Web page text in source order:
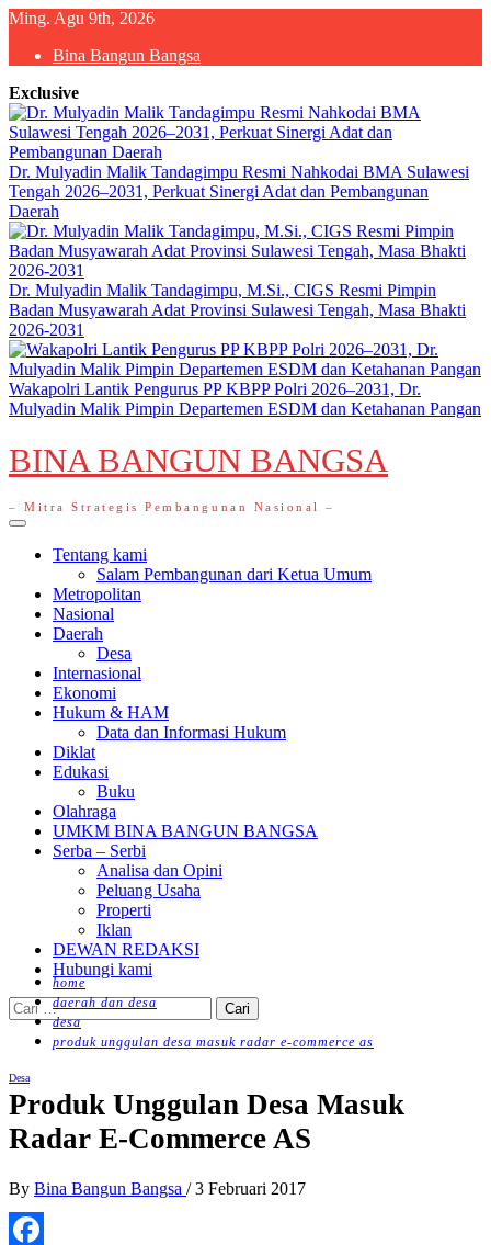
Skip
content
Ming. Agu 9th, 2026
Bina Bangun Bangsa
Exclusive
Dr. Mulyadin Malik Tandagimpu Resmi Nahkodai BMA Sulawesi
Tengah 2026–2031, Perkuat Sinergi Adat dan Pembangunan
Daerah
Dr. Mulyadin Malik Tandagimpu, M.Si., CIGS Resmi Pimpin
Badan Musyawarah Adat Provinsi Sulawesi Tengah, Masa Bhakti
2026-2031
Wakapolri Lantik Pengurus PP KBPP Polri 2026–2031, Dr.
Mulyadin Malik Pimpin Departemen ESDM dan Ketahanan Pangan
BINA BANGUN BANGSA
– Mitra Strategis Pembangunan Nasional –
Primary
Tentang kami
Salam Pembangunan dari Ketua Umum
Metropolitan
Nasional
Daerah
Desa
Internasional
Ekonomi
Hukum & HAM
Data dan Informasi Hukum
Diklat
Edukasi
Buku
Olahraga
UMKM BINA BANGUN BANGSA
Serba – Serbi
Analisa dan Opini
Peluang Usaha
Properti
Iklan
DEWAN REDAKSI
Hubungi kami
Cari
untuk:
home
daerah dan desa
desa
produk unggulan desa masuk radar e-commerce as
Desa
Produk Unggulan Desa Masuk
Radar E-Commerce AS
By Bina Bangun Bangsa / 3 Februari 2017